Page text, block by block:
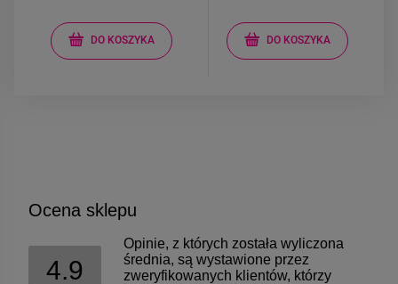
DO KOSZYKA
DO KOSZYKA DO KOSZYKA
Ocena sklepu
4.9
Opinie, z których została wyliczona
średnia, są wystawione przez
zweryfikowanych klientów, którzy